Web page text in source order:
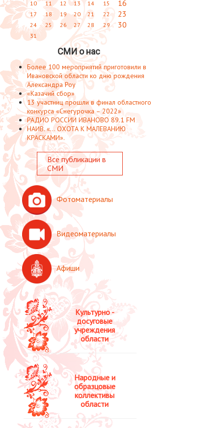
Культурно -
досуговые
учреждения
области
Народные и
образцовые
коллективы
области
10 11 12 13 14 15 16
17 18 19 20 21 22 23
24 25 26 27 28 29 30
31
СМИ о нас
Более 100 мероприятий приготовили в
Ивановской области ко дню рождения
Александра Роу
«Казачий сбор»
13 участниц прошли в финал областного
конкурса «Снегурочка – 2022»
РАДИО РОССИИ ИВАНОВО 89.1 FM
НАИВ. «... ОХОТА К МАЛЕВАНИЮ
КРАСКАМИ».
Все публикации в
СМИ
Фотоматериалы
Видеоматериалы
Афиши